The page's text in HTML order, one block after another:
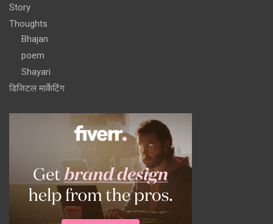
Story
Thoughts
Bhajan
poem
Shayari
डिजिटल मार्केटिंग